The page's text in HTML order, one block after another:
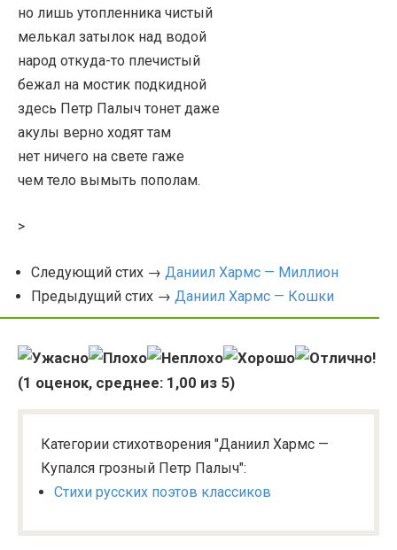
но лишь утопленника чистый
мелькал затылок над водой
народ откуда-то плечистый
бежал на мостик подкидной
здесь Петр Палыч тонет даже
акулы верно ходят там
нет ничего на свете гаже
чем тело вымыть пополам.
>
Следующий стих → Даниил Хармс — Миллион
Предыдущий стих → Даниил Хармс — Кошки
(1 оценок, среднее: 1,00 из 5)
Категории стихотворения "Даниил Хармс —
Купался грозный Петр Палыч":
Стихи русских поэтов классиков